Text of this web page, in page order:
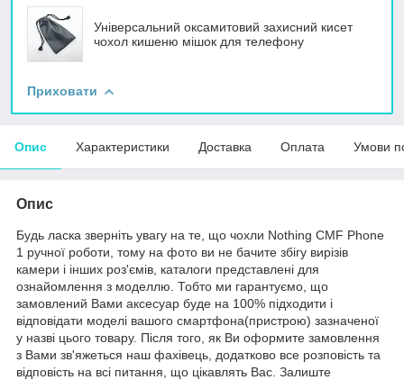
Універсальний оксамитовий захисний кисет
чохол кишеню мішок для телефону
Приховати
Опис Характеристики Доставка Оплата Умови
Опис
Будь ласка зверніть увагу на те, що чохли Nothing CMF Phone
1 ручної роботи, тому на фото ви не бачите збігу вирізів
камери і інших роз'ємів, каталоги представлені для
ознайомлення з моделлю. Тобто ми гарантуємо, що
замовлений Вами аксесуар буде на 100% підходити і
відповідати моделі вашого смартфона(пристрою) зазначеної
у назві цього товару. Після того, як Ви оформите замовлення
з Вами зв'яжеться наш фахівець, додатково все розповість та
відповість на всі питання, що цікавлять Вас. Залиште